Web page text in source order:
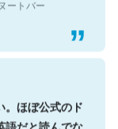
ほぼ公式のド
だと読んでな